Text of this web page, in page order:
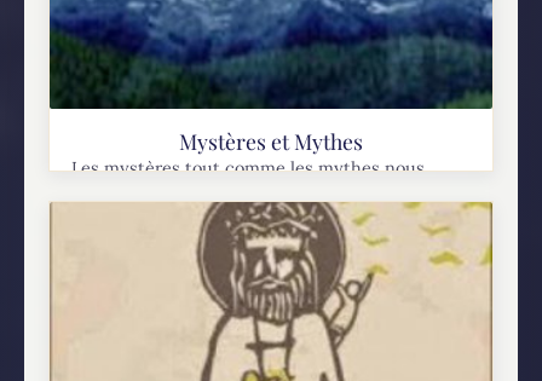
Mystères et Mythes
Les mystères tout comme les mythes nous
sont pour des raisons tout à fait différentes.
Plusieurs personnes malheureusement
confondre ces 2 notions. Voici une explication...